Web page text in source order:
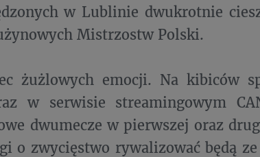
w Lublinie dwukrotnie
Mistrzostw Polski.
żużlowych emocji. Na kibiców
w serwisie streamingowym
dwumecze w pierwszej oraz
o zwycięstwo rywalizować będą ze